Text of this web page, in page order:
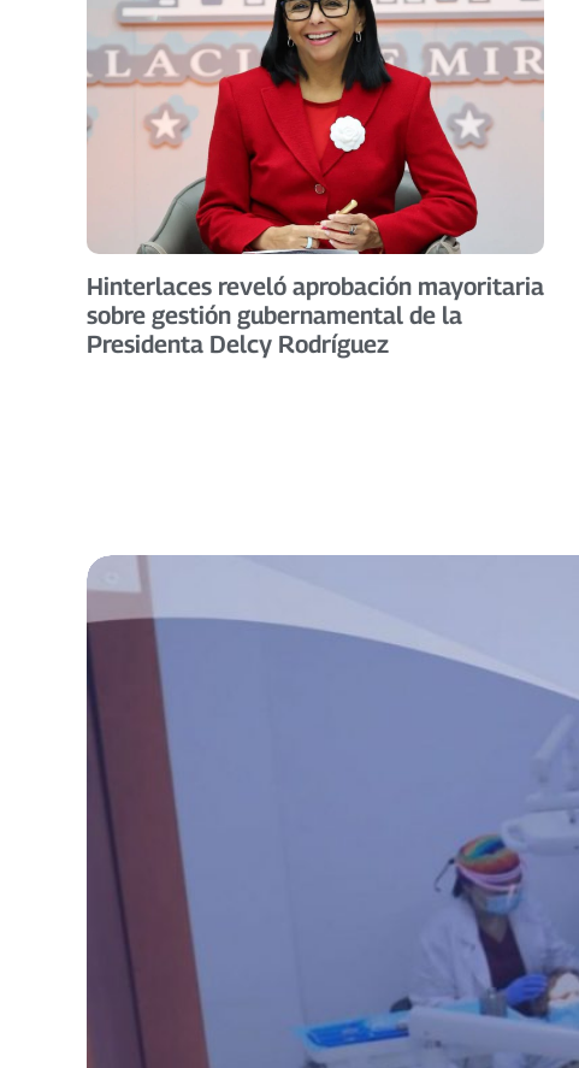
Hinterlaces reveló aprobación mayoritaria
sobre gestión gubernamental de la
Presidenta Delcy Rodríguez